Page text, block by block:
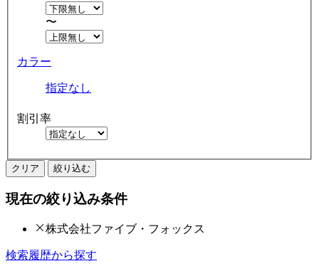
〜
カラー
指定なし
割引率
クリア 絞り込む
現在の絞り込み条件
株式会社ファイブ・フォックス
検索履歴から探す